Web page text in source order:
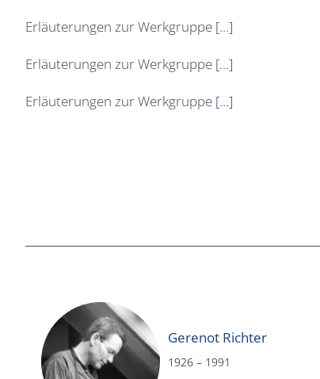
Erläuterungen zur Werkgruppe […]
Erläuterungen zur Werkgruppe […]
Erläuterungen zur Werkgruppe […]
Gerenot Richter
1926 – 1991